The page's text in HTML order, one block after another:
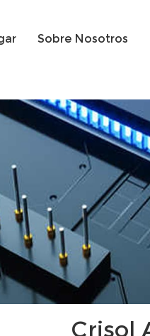
Sobre Nosotros
Crisol